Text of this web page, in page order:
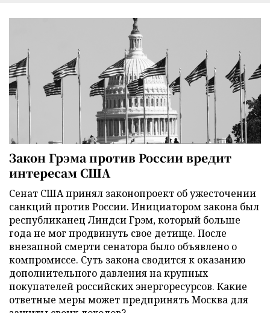
Закон Грэма против России вредит
интересам США
Сенат США принял законопроект об ужесточении
санкций против России. Инициатором закона был
республиканец Линдси Грэм, который больше
года не мог продвинуть свое детище. После
внезапной смерти сенатора было объявлено о
компромиссе. Суть закона сводится к оказанию
дополнительного давления на крупных
покупателей российских энергоресурсов. Какие
ответные меры может предпринять Москва для